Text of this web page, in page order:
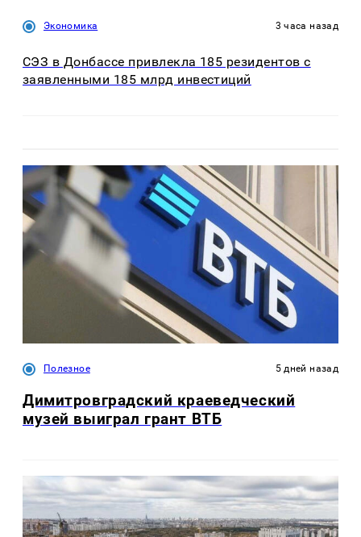
Экономика 3 часа назад
СЭЗ в Донбассе привлекла 185 резидентов с
заявленными 185 млрд инвестиций
Полезное 5 дней назад
Димитровградский краеведческий
музей выиграл грант ВТБ